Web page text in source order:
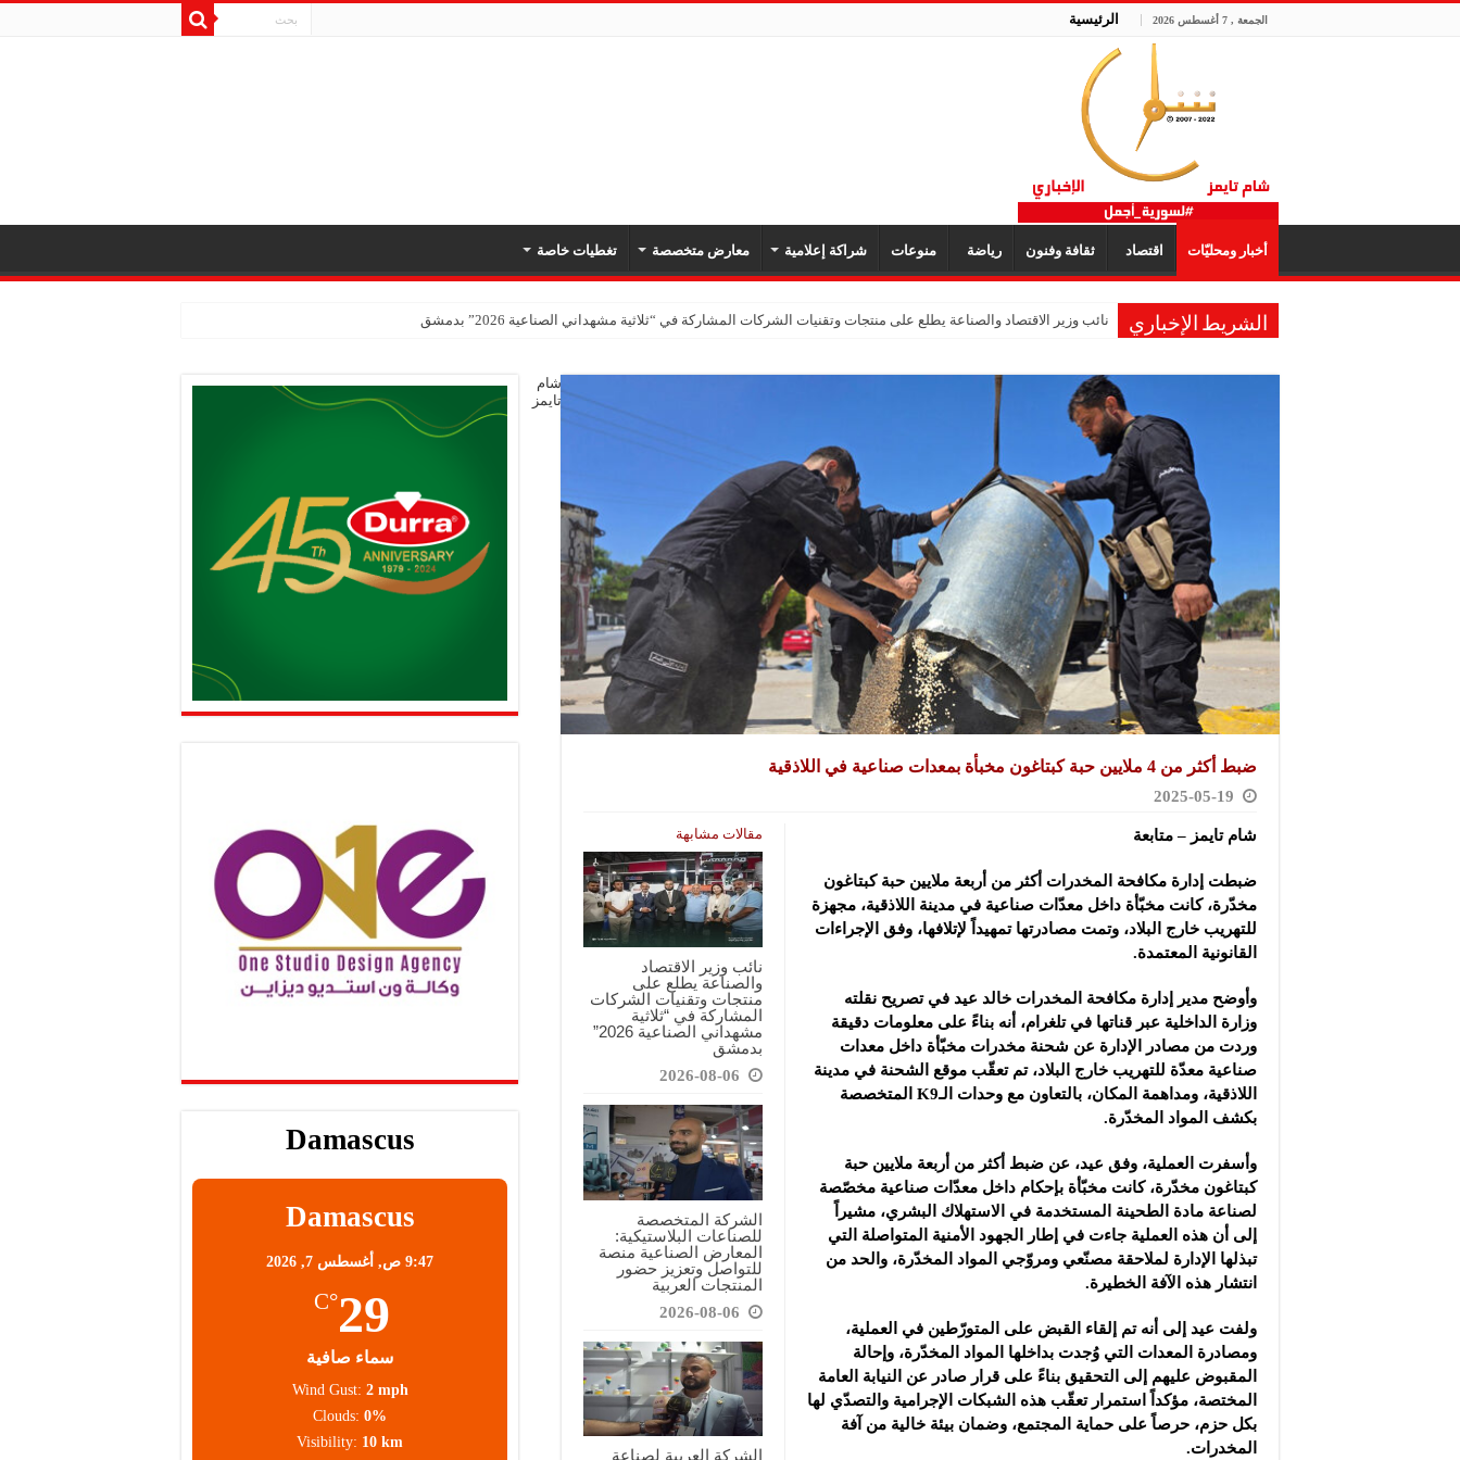
الجمعة , 7 أغسطس 2026 الرئيسية
أخبار ومحليّات اقتصاد ثقافة وفنون رياضة منوعات شراكة إعلامية معارض متخصصة تغطيات خاصة
الشريط الإخباري نائب وزير الاقتصاد والصناعة يطلع على منتجات وتقنيات الشركات المشاركة في “ثلاثية مشهداني الصناعية 2026” بدمشق
ضبط أكثر من 4 ملايين حبة كبتاغون مخبأة بمعدات صناعية في اللاذقية
2025-05-19
مقالات مشابهة
نائب وزير الاقتصاد
والصناعة يطلع على
منتجات وتقنيات الشركات
المشاركة في “ثلاثية
مشهداني الصناعية 2026”
بدمشق
2026-08-06
الشركة المتخصصة
للصناعات البلاستيكية:
المعارض الصناعية منصة
للتواصل وتعزيز حضور
المنتجات العربية
2026-08-06
الشركة العربية لصناعة
شام تايمز – متابعة
ضبطت إدارة مكافحة المخدرات أكثر من أربعة ملايين حبة كبتاغون
مخدّرة، كانت مخبّأة داخل معدّات صناعية في مدينة
اللاذقية، مجهزة
للتهريب خارج البلاد، وتمت مصادرتها تمهيداً لإتلافها، وفق الإجراءات
القانونية المعتمدة.
وأوضح مدير إدارة مكافحة المخدرات خالد عيد في تصريح نقلته
وزارة الداخلية عبر قناتها في تلغرام، أنه بناءً على معلومات دقيقة
وردت من مصادر الإدارة عن شحنة مخدرات مخبّأة داخل معدات
صناعية معدّة للتهريب خارج البلاد، تم تعقّب موقع الشحنة في مدينة
اللاذقية، ومداهمة المكان، بالتعاون مع وحدات الـK9 المتخصصة
بكشف المواد المخدّرة.
وأسفرت العملية، وفق عيد، عن ضبط أكثر من أربعة ملايين حبة
كبتاغون مخدّرة، كانت مخبّأة بإحكام داخل معدّات صناعية مخصّصة
لصناعة مادة الطحينة المستخدمة في الاستهلاك البشري، مشيراً
إلى أن هذه العملية جاءت في إطار الجهود الأمنية المتواصلة التي
تبذلها الإدارة لملاحقة مصنّعي ومروّجي المواد المخدّرة، والحد من
انتشار هذه الآفة الخطيرة.
ولفت عيد إلى أنه تم إلقاء القبض على المتورّطين في العملية،
ومصادرة المعدات التي وُجدت بداخلها المواد المخدّرة، وإحالة
المقبوض عليهم إلى التحقيق بناءً على قرار صادر عن النيابة العامة
المختصة، مؤكداً استمرار تعقّب هذه الشبكات الإجرامية والتصدّي لها
بكل حزم، حرصاً على حماية المجتمع، وضمان بيئة خالية من آفة
المخدرات.
Damascus
Damascus
9:47 ص, أغسطس 7, 2026
29
°C
سماء صافية
Wind Gust: 2 mph
Clouds: 0%
Visibility: 10 km
شام
تايمز